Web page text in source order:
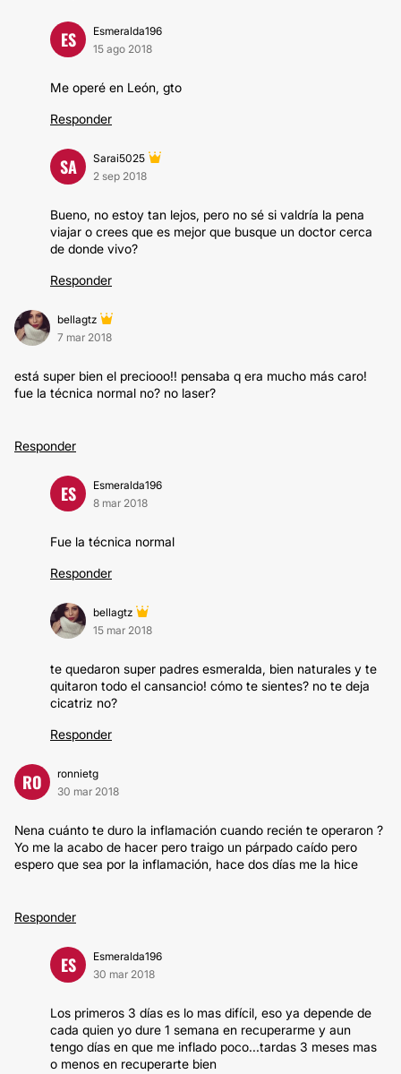
ES
Esmeralda196
15 ago 2018
Me operé en León, gto
Responder
SA
Sarai5025
2 sep 2018
Bueno, no estoy tan lejos, pero no sé si valdría la pena
viajar o crees que es mejor que busque un doctor cerca
de donde vivo?
Responder
bellagtz
7 mar 2018
está super bien el preciooo!! pensaba q era mucho más caro!
fue la técnica normal no? no laser?
Responder
ES
Esmeralda196
8 mar 2018
Fue la técnica normal
Responder
bellagtz
15 mar 2018
te quedaron super padres esmeralda, bien naturales y te
quitaron todo el cansancio! cómo te sientes? no te deja
cicatriz no?
Responder
RO
ronnietg
30 mar 2018
Nena cuánto te duro la inflamación cuando recién te operaron ?
Yo me la acabo de hacer pero traigo un párpado caído pero
espero que sea por la inflamación, hace dos días me la hice
Responder
ES
Esmeralda196
30 mar 2018
Los primeros 3 días es lo mas difícil, eso ya depende de
cada quien yo dure 1 semana en recuperarme y aun
tengo días en que me inflado poco...tardas 3 meses mas
o menos en recuperarte bien